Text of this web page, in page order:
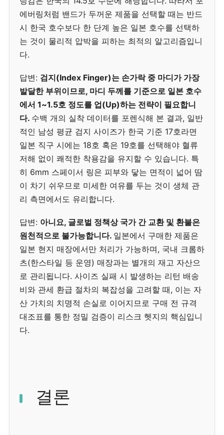
에버링처럼 밴드가 두꺼운 제품을 선택할 때는 반드
시 한국 호수보다 한 단계 높은 일본 호수를 선택하
는 것이 물리적 압박을 피하는 최적의 알고리즘입니
다.
답변: 검지(Index Finger)는 손가락 중 마디가 가장
발달한 부위이므로, 마디 두께를 기준으로 일본 호수
에서 1~1.5호 정도를 업(Up)하는 전략이 필요합니
다. 수백 개의 실착 데이터를 포렌식해 본 결과, 일반
적인 남성 평균 검지 사이즈가 한국 기준 17호라면
일본 직구 시에는 18호 혹은 19호를 선택해야 혈류
저해 없이 쾌적한 착용감을 유지할 수 있습니다. 특
히 6mm 스페이서 링은 피부와 닿는 면적이 넓어 땀
이 차기 쉬우므로 미세한 여유를 두는 것이 생체 관
리 측면에서도 유리합니다.
답변: 아니요, 글로벌 정책상 국가 간 교환 및 환불은
원천적으로 불가능합니다. 일본에서 구매한 제품은
일본 현지 매장에서만 처리가 가능하며, 국내 크롬하
츠(한스타일 등 운영) 매장과는 별개의 재고 자산으
로 관리됩니다. 사이즈 실패 시 발생하는 리턴 배송
비와 관세 환급 절차의 복잡성을 고려할 때, 이는 자
산 가치의 치명적 손실로 이어지므로 구매 전 규격
대조표를 통한 정밀 검증이 리스크 헷지의 핵심입니
다.
결론